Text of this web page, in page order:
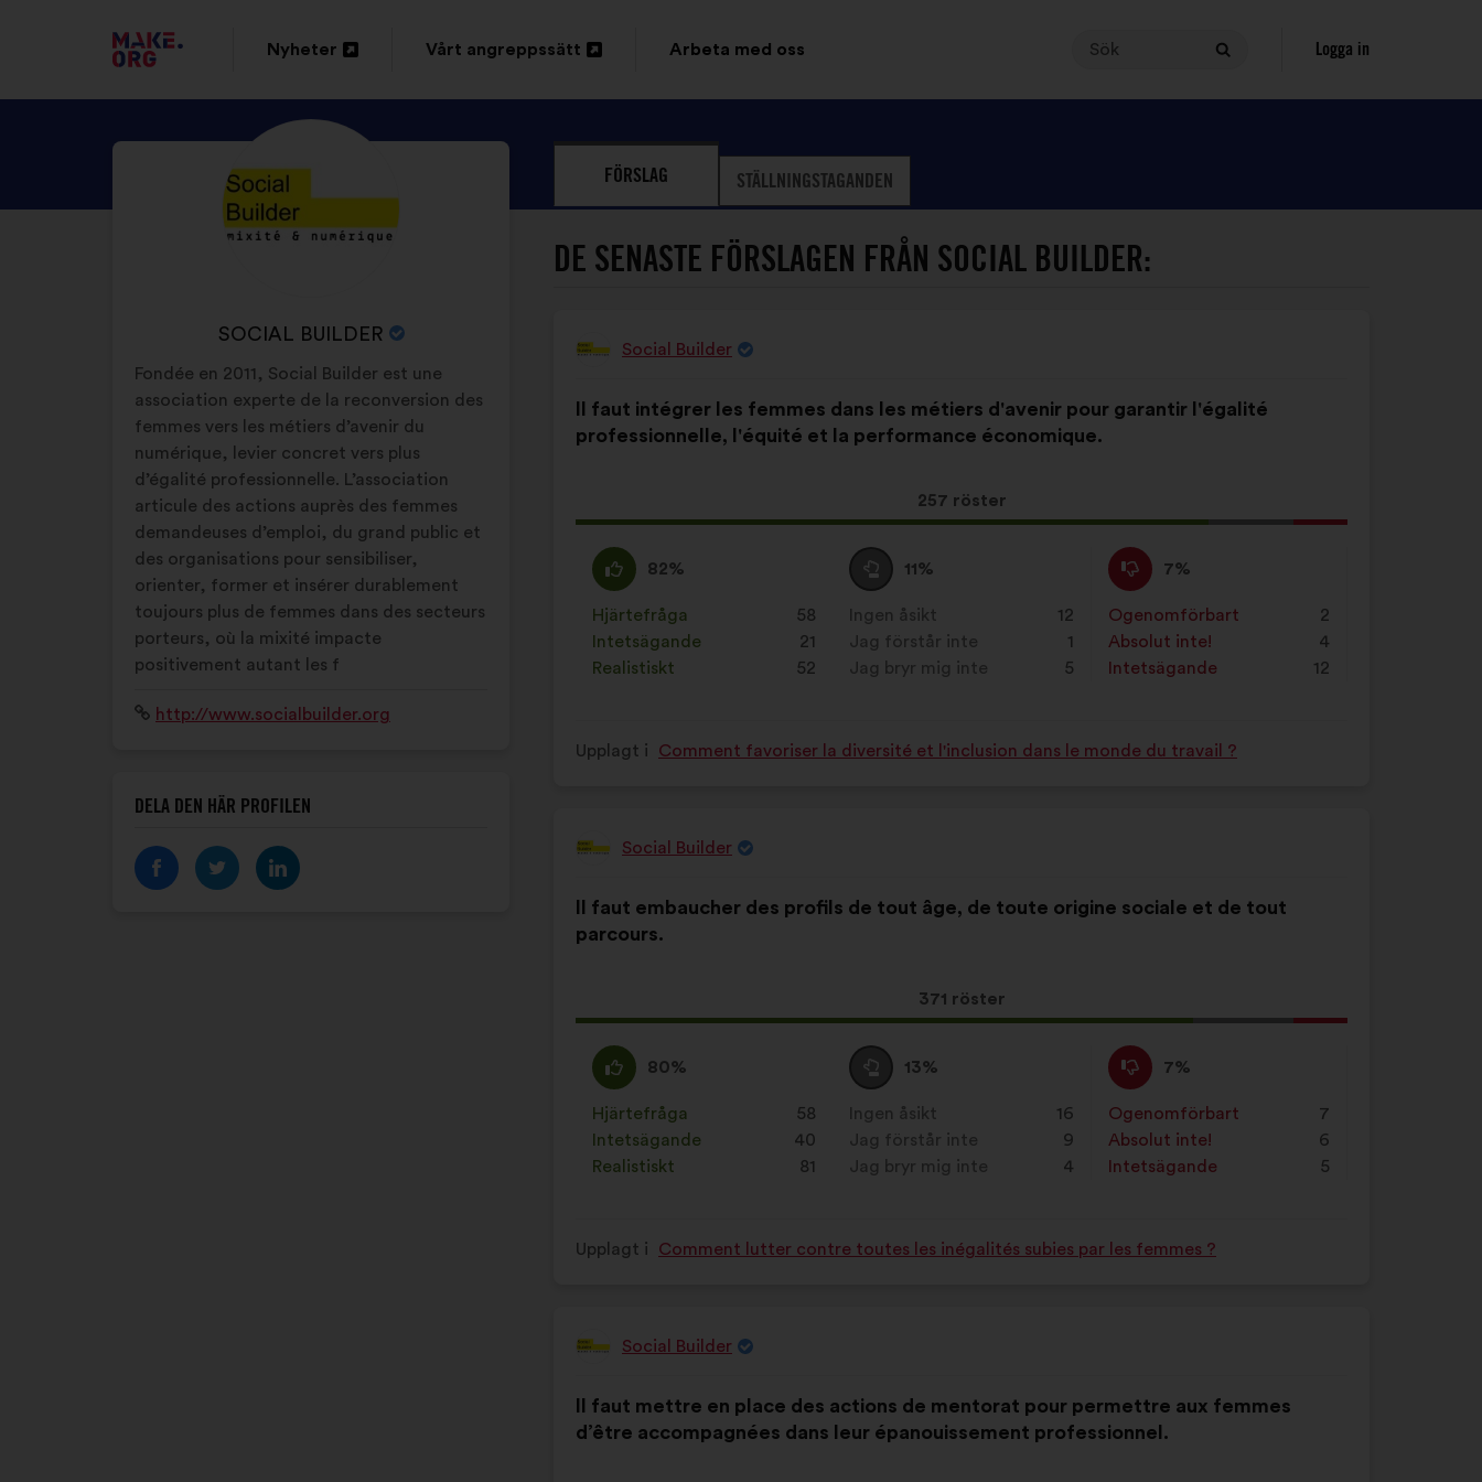
GÅ
TILL
FÖRSTASIDAN
MAKE.ORG
Nyheter
ny
Vårt angreppssätt
Arbeta med oss
Din
måste
och
tecken
göra
en
den
sökfältet
och
validera
genom
knappen
Sök
Sök
Logga in
BUILDERS
ORGANISATIONENS
NAMN:
SOCIAL BUILDER
Fondée en 2011, Social Builder est une
association experte de la reconversion des
femmes vers les métiers d’avenir du
numérique, levier concret vers plus
d’égalité professionnelle. L’association
articule des actions auprès des femmes
demandeuses d’emploi, du grand public et
des organisations pour sensibiliser,
orienter, former et insérer durablement
toujours plus de femmes dans des secteurs
porteurs, où la mixité impacte
positivement autant les f
Webbplats:
http://www.socialbuilder.org
DELA DEN HÄR PROFILEN
FÖRSLAG STÄLLNINGSTAGANDEN
DE SENASTE FÖRSLAGEN FRÅN SOCIAL BUILDER:
Förslag
Social Builder
i
förslaget:
Il faut intégrer les femmes dans les métiers d'avenir pour garantir l'égalité
professionnelle, l'équité et la performance économique.
Det
här
har
fått:
257 röster
på:
Jag
håller
med
:
82%
Det
här
förslaget
har
betecknats
Hjärtefråga
: 58
gånger
Intetsägande
21
gånger
Realistiskt
: 52
gånger
Jag
är
neutral
:
11%
Det
här
förslaget
har
betecknats
Ingen åsikt 12
gånger
Jag förstår inte
: 1
gånger
Jag bryr mig inte
: 5
gånger
Jag
håller
inte
med
:
7%
Det
här
förslaget
har
betecknats
Ogenomförbart
: 2
gånger
Absolut inte!
: 4
gånger
Intetsägande
12
gånger
Upplagt i Comment favoriser la diversité et l'inclusion dans le monde du travail ?
Förslag
Social Builder
i
förslaget:
Il faut embaucher des profils de tout âge, de toute origine sociale et de tout
parcours.
Det
här
har
fått:
371 röster
på:
Jag
håller
med
:
80%
Det
här
förslaget
har
betecknats
Hjärtefråga
: 58
gånger
Intetsägande
40
gånger
Realistiskt
: 81
gånger
Jag
är
neutral
:
13%
Det
här
förslaget
har
betecknats
Ingen åsikt 16
gånger
Jag förstår inte
: 9
gånger
Jag bryr mig inte
: 4
gånger
Jag
håller
inte
med
:
7%
Det
här
förslaget
har
betecknats
Ogenomförbart
: 7
gånger
Absolut inte!
: 6
gånger
Intetsägande
5
gånger
Upplagt i Comment lutter contre toutes les inégalités subies par les femmes ?
Förslag
Social Builder
i
förslaget:
Il faut mettre en place des actions de mentorat pour permettre aux femmes
d’être accompagnées dans leur épanouissement professionnel.
på: